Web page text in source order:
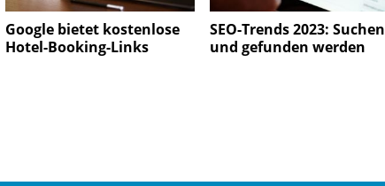
Google bietet kostenlose
Hotel-Booking-Links
SEO-Trends 2023: Suchen
und gefunden werden